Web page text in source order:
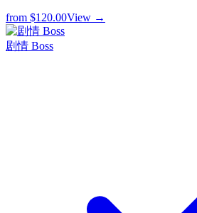
from $120.00View →
剧情 Boss